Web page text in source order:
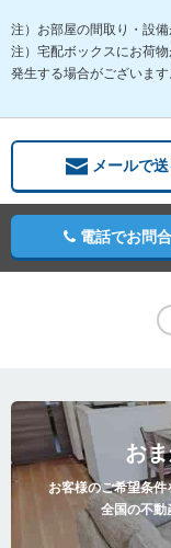
注）お部屋の間取り・設
注）宅配ボックスにお荷
発生する場合がございます
メールで
電話でお問
お
お客様のご希望条
全国の不動